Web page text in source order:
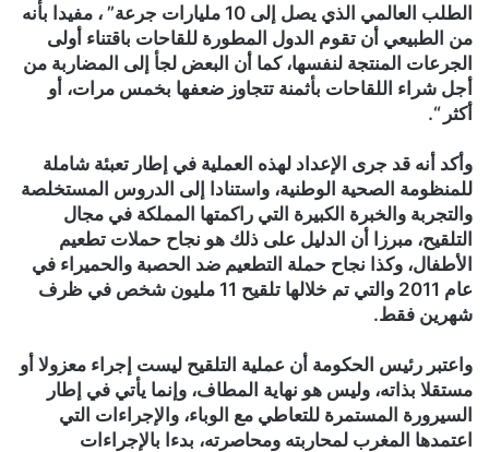
الطلب العالمي الذي يصل إلى 10 مليارات جرعة” ، مفيدا بأنه
من الطبيعي أن تقوم الدول المطورة للقاحات باقتناء أولى
الجرعات المنتجة لنفسها، كما أن البعض لجأ إلى المضاربة من
أجل شراء اللقاحات بأثمنة تتجاوز ضعفها بخمس مرات، أو
أكثر “.
وأكد أنه قد جرى الإعداد لهذه العملية في إطار تعبئة شاملة
للمنظومة الصحية الوطنية، واستنادا إلى الدروس المستخلصة
والتجربة والخبرة الكبيرة التي راكمتها المملكة في مجال
التلقيح، مبرزا أن الدليل على ذلك هو نجاح حملات تطعيم
الأطفال، وكذا نجاح حملة التطعيم ضد الحصبة والحميراء في
عام 2011 والتي تم خلالها تلقيح 11 مليون شخص في ظرف
شهرين فقط.
واعتبر رئيس الحكومة أن عملية التلقيح ليست إجراء معزولا أو
مستقلا بذاته، وليس هو نهاية المطاف، وإنما يأتي في إطار
السيرورة المستمرة للتعاطي مع الوباء، والإجراءات التي
اعتمدها المغرب لمحاربته ومحاصرته، بدءا بالإجراءات